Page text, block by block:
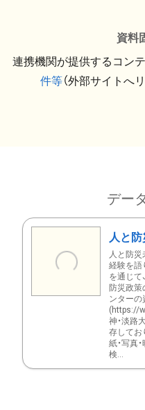
資料
連携機関が提供するコンテ
件等（外部サイトへ
デー
人と
人と防災
経験を語
を通じて
防災政策
ンターの
(https://
神・淡路
存してお
紙・写真
検...